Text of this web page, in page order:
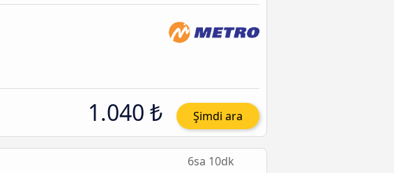
1.040 ₺ Şimdi ara
6sa 10dk